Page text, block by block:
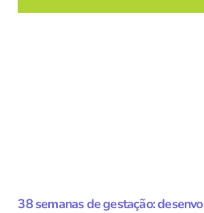
38 semanas de gestação: